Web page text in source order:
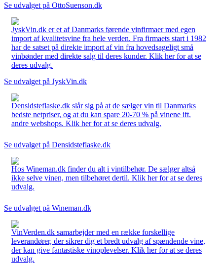
Se udvalget på OttoSuenson.dk
JyskVin.dk er et af Danmarks førende vinfirmaer med egen
import af kvalitetsvine fra hele verden. Fra firmaets start i 1982
har de satset på direkte import af vin fra hovedsageligt små
vinbønder med direkte salg til deres kunder. Klik her for at se
deres udvalg.
Se udvalget på JyskVin.dk
Densidsteflaske.dk slår sig på at de sælger vin til Danmarks
bedste netpriser, og at du kan spare 20-70 % på vinene ift.
andre webshops. Klik her for at se deres udvalg.
Se udvalget på Densidsteflaske.dk
Hos Wineman.dk finder du alt i vintilbehør. De sælger altså
ikke selve vinen, men tilbehøret dertil. Klik her for at se deres
udvalg.
Se udvalget på Wineman.dk
VinVerden.dk samarbejder med en række forskellige
leverandører, der sikrer dig et bredt udvalg af spændende vine,
der kan give fantastiske vinoplevelser. Klik her for at se deres
udvalg.